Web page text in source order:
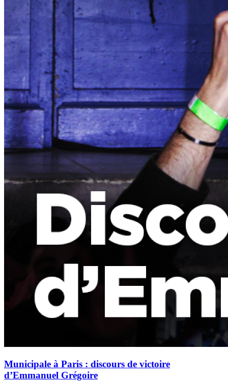
Municipale à Paris : discours de victoire
d’Emmanuel Grégoire